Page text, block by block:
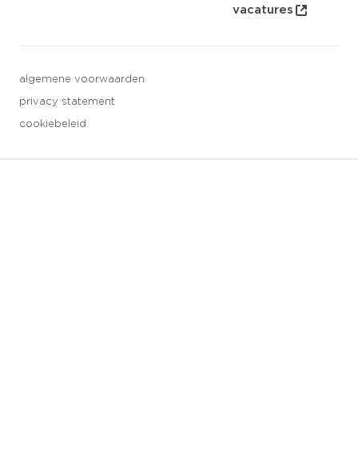
vacatures
algemene voorwaarden
privacy statement
cookiebeleid